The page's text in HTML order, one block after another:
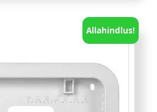
Allahindlus!